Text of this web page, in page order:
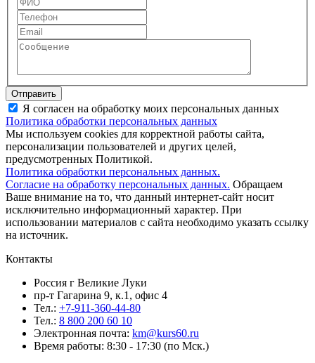
Отправить
Я согласен на обработку моих персональных данных
Политика обработки персональных данных
Мы используем cookies для корректной работы сайта,
персонализации пользователей и других целей,
предусмотренных Политикой.
Политика обработки персональных данных.
Согласие на обработку персональных данных. Обращаем
Ваше внимание на то, что данный интернет-сайт носит
исключительно информационный характер. При
использовании материалов c сайта необходимо указать ссылку
на источник.
Контакты
Россия г Великие Луки
пр-т Гагарина 9, к.1, офис 4
Тел.: +7-911-360-44-80
Тел.: 8 800 200 60 10
Электронная почта: km@kurs60.ru
Время работы: 8:30 - 17:30 (по Мск.)